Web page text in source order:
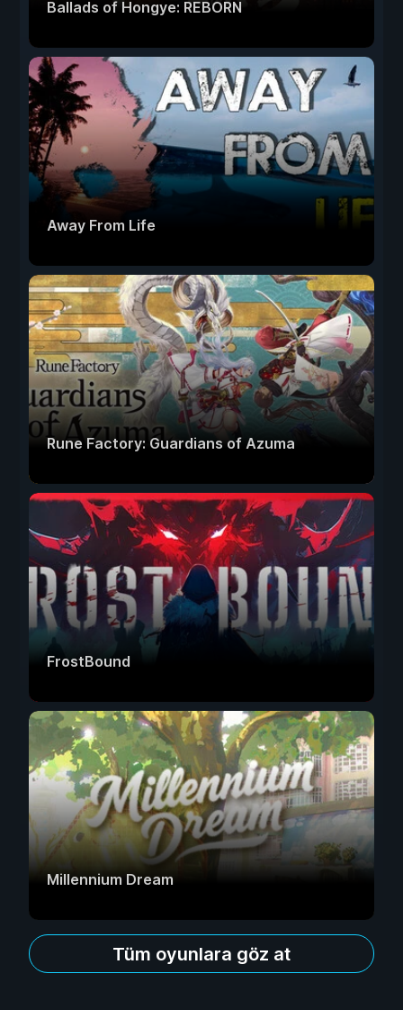
Ballads of Hongye: REBORN
Away From Life
Rune Factory: Guardians of Azuma
FrostBound
Millennium Dream
Tüm oyunlara göz at